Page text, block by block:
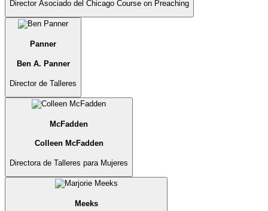
Director Asociado del Chicago Course on Preaching
Panner
Ben A. Panner
Director de Talleres
McFadden
Colleen McFadden
Directora de Talleres para Mujeres
Meeks